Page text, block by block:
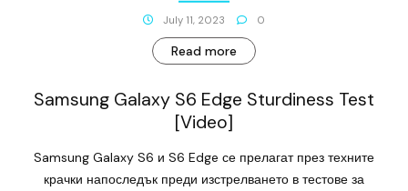
July 11, 2023 0
Read more
Samsung Galaxy S6 Edge Sturdiness Test
[Video]
Samsung Galaxy S6 и S6 Edge се прелагат през техните
крачки напоследък преди изстрелването в тестове за